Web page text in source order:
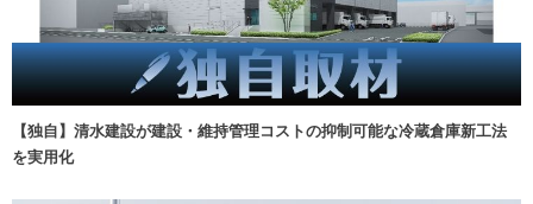
【独自】清水建設が建設・維持管理コストの抑制可能な冷蔵倉庫新工法
を実用化